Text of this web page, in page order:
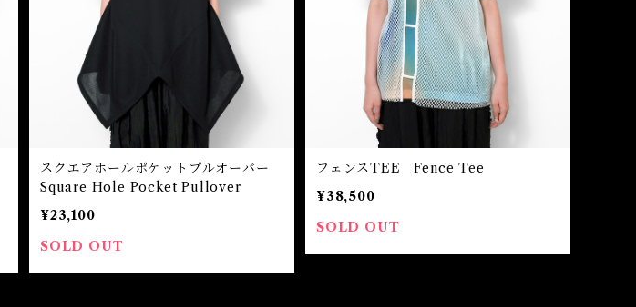
スクエアホールポケットプルオーバー
Square Hole Pocket Pullover
¥23,100
SOLD OUT
フェンスTEE Fence Tee
¥38,500
SOLD OUT